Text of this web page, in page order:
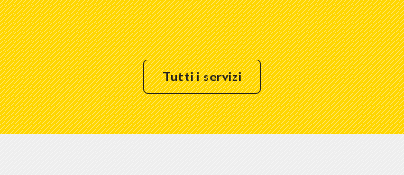
Tutti i servizi